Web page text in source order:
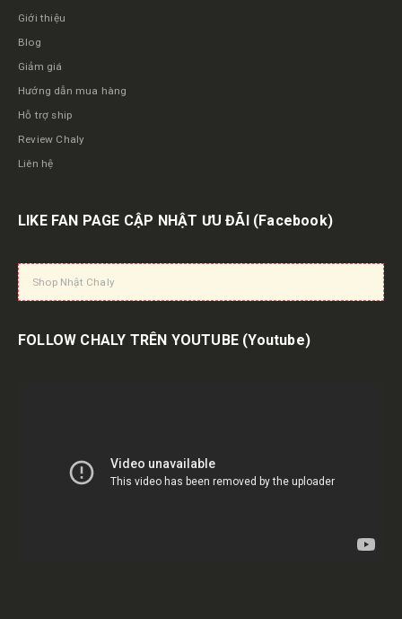
Giới thiệu
Blog
Giảm giá
Hướng dẫn mua hàng
Hỗ trợ ship
Review Chaly
Liên hệ
LIKE FAN PAGE CẬP NHẬT ƯU ĐÃI (Facebook)
Shop Nhật Chaly
FOLLOW CHALY TRÊN YOUTUBE (Youtube)